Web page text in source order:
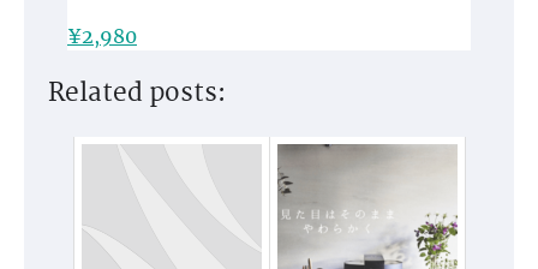
¥2,980
Related posts: